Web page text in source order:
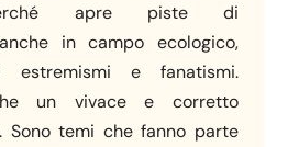
apre piste di
in campo ecologico,
estremismi e fanatismi.
un vivace e corretto
temi che fanno parte